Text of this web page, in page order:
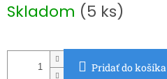
cena:
Skladom (5 ks)
Pridať do košíka